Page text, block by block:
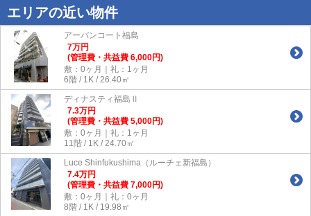
エリアの近い物件
アーバンコート福島
7万円
(管理費・共益費 6,000円)
敷：0ヶ月｜礼：1ヶ月
6階 / 1K / 26.40㎡
ディナスティ福島Ⅱ
7.3万円
(管理費・共益費 5,000円)
敷：0ヶ月｜礼：1ヶ月
11階 / 1K / 24.70㎡
Luce Shinfukushima（ルーチェ新福島）
7.4万円
(管理費・共益費 7,000円)
敷：0ヶ月｜礼：0ヶ月
8階 / 1K / 19.98㎡